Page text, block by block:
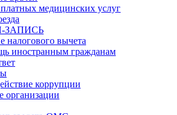
медицинских услуг
ЗАПИСЬ
налогового вычета
иностранным гражданам
коррупции
организации